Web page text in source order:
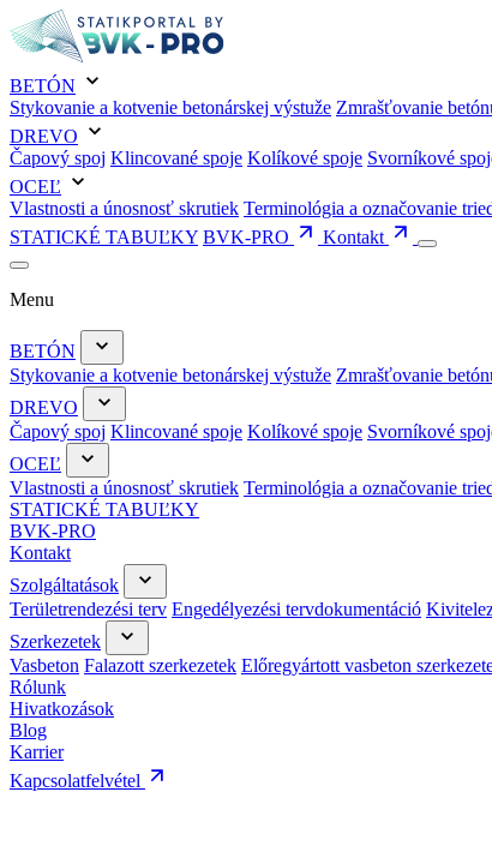
BETÓN
Stykovanie a kotvenie betonárskej výstuže Zmrašťovanie
DREVO
Čapový spoj Klincované spoje Kolíkové spoje Svorníkové
OCEĽ
Vlastnosti a únosnosť skrutiek Terminológia a označovanie
STATICKÉ TABUĽKY BVK-PRO Kontakt
Menu
BETÓN
Stykovanie a kotvenie betonárskej výstuže Zmrašťovanie
DREVO
Čapový spoj Klincované spoje Kolíkové spoje Svorníkové
OCEĽ
Vlastnosti a únosnosť skrutiek Terminológia a označovanie
STATICKÉ TABUĽKY
BVK-PRO
Kontakt
Szolgáltatások
Területrendezési terv Engedélyezési tervdokumentáció
Szerkezetek
Vasbeton Falazott szerkezetek Előregyártott vasbeton
Rólunk
Hivatkozások
Blog
Karrier
Kapcsolatfelvétel